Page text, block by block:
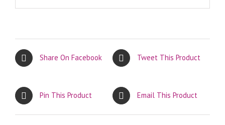
Share On Facebook Tweet This Product
Pin This Product Email This Product